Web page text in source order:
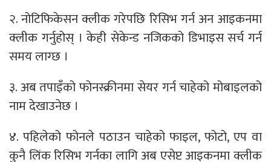
२. नोटिफिकेसन क्लीक गरेपछि रिसिभ गर्न अन आइकनमा
क्लीक गर्नुहोस् । केही सेकेन्ड नजिकको डिभाइस सर्च गर्न
समय लाग्छ ।
३. अब तपाइँको फोनस्क्रीनमा सेयर गर्न चाहेको मोबाइलको
नाम देखाउनेछ ।
४. पहिलेको फोनले पठाउन चाहेको फाइल, फोटो, एप वा
कुनै लिंक रिसिभ गर्नका लागि अब एसेप्ट आइकनमा क्लीक